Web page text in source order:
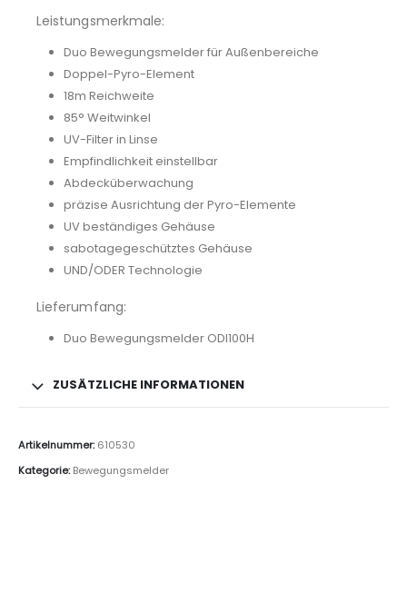
Leistungsmerkmale:
Duo Bewegungsmelder für Außenbereiche
Doppel-Pyro-Element
18m Reichweite
85° Weitwinkel
UV-Filter in Linse
Empfindlichkeit einstellbar
Abdecküberwachung
präzise Ausrichtung der Pyro-Elemente
UV beständiges Gehäuse
sabotagegeschütztes Gehäuse
UND/ODER Technologie
Lieferumfang:
Duo Bewegungsmelder ODI100H
ZUSÄTZLICHE INFORMATIONEN
Artikelnummer:610530
Kategorie:Bewegungsmelder